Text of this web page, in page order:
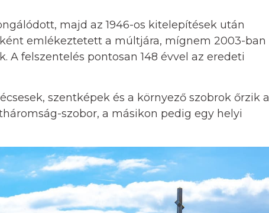
majd az 1946-os kitelepítések után
emlékeztetett a múltjára, mígnem 2003-ban
A felszentelés pontosan 148 évvel az eredeti
szentképek és a környező szobrok őrzik a
szobor, a másikon pedig egy helyi